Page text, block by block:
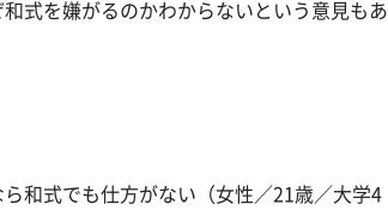
式を嫌がるのかわからないという意見もあ
和式でも仕方がない（女性／21歳／大学4